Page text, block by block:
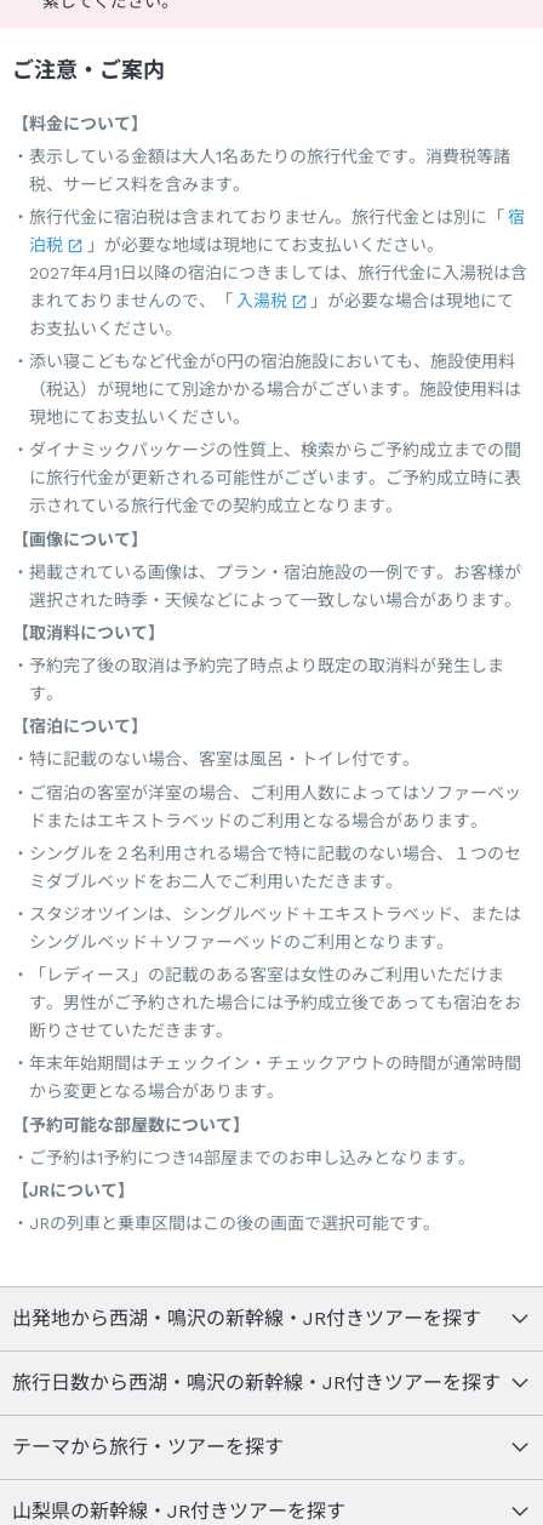
ご注意・ご案内
【料金について】
表示している金額は大人1名あたりの旅行代金です。消費税等諸
税、サービス料を含みます。
旅行代金に宿泊税は含まれておりません。旅行代金とは別に「 宿
泊税
」が必要な地域は現地にてお支払いください。
2027年4月1日以降の宿泊につきましては、旅行代金に入湯税は含
まれておりませんので、「 入湯税
」が必要な場合は現地にて
お支払いください。
添い寝こどもなど代金が0円の宿泊施設においても、施設使用料
（税込）が現地にて別途かかる場合がございます。施設使用料は
現地にてお支払いください。
ダイナミックパッケージの性質上、検索からご予約成立までの間
に旅行代金が更新される可能性がございます。ご予約成立時に表
示されている旅行代金での契約成立となります。
【画像について】
掲載されている画像は、プラン・宿泊施設の一例です。お客様が
選択された時季・天候などによって一致しない場合があります。
【取消料について】
予約完了後の取消は予約完了時点より既定の取消料が発生しま
す。
【宿泊について】
特に記載のない場合、客室は風呂・トイレ付です。
ご宿泊の客室が洋室の場合、ご利用人数によってはソファーベッ
ドまたはエキストラベッドのご利用となる場合があります。
シングルを２名利用される場合で特に記載のない場合、１つのセ
ミダブルベッドをお二人でご利用いただきます。
スタジオツインは、シングルベッド＋エキストラベッド、または
シングルベッド＋ソファーベッドのご利用となります。
「レディース」の記載のある客室は女性のみご利用いただけま
す。男性がご予約された場合には予約成立後であっても宿泊をお
断りさせていただきます。
年末年始期間はチェックイン・チェックアウトの時間が通常時間
から変更となる場合があります。
【予約可能な部屋数について】
ご予約は1予約につき14部屋までのお申し込みとなります。
【JRについて】
JRの列車と乗車区間はこの後の画面で選択可能です。
出発地から西湖・鳴沢の新幹線・JR付きツアーを探す
旅行日数から西湖・鳴沢の新幹線・JR付きツアーを探す
テーマから旅行・ツアーを探す
山梨県の新幹線・JR付きツアーを探す